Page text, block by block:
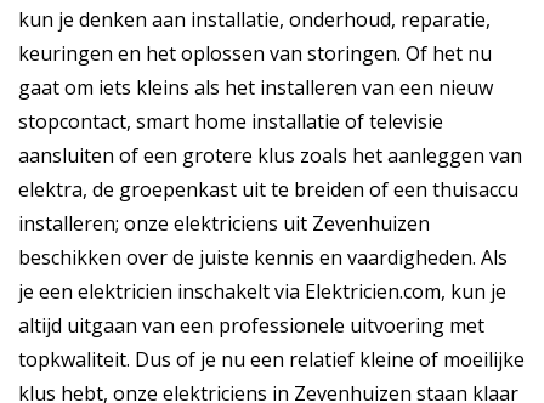
kun je denken aan installatie, onderhoud, reparatie,
keuringen en het oplossen van storingen. Of het nu
gaat om iets kleins als het installeren van een nieuw
stopcontact, smart home installatie of televisie
aansluiten of een grotere klus zoals het aanleggen van
elektra, de groepenkast uit te breiden of een thuisaccu
installeren; onze elektriciens uit Zevenhuizen
beschikken over de juiste kennis en vaardigheden. Als
je een elektricien inschakelt via Elektricien.com, kun je
altijd uitgaan van een professionele uitvoering met
topkwaliteit. Dus of je nu een relatief kleine of moeilijke
klus hebt, onze elektriciens in Zevenhuizen staan klaar